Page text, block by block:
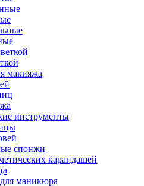
макияжа
инструменты
спонжи
карандашей